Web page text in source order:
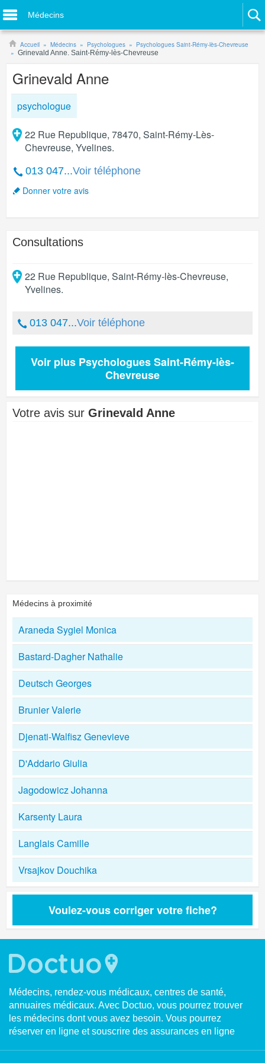
Médecins
Accueil Médecins Psychologues
Psychologues Saint-Rémy-lès-Chevreuse
Grinevald Anne. Saint-Rémy-lès-Chevreuse
Grinevald Anne
psychologue
22 Rue Republique, 78470, Saint-Rémy-Lès-
Chevreuse, Yvelines.
013 047...Voir téléphone
Donner votre avis
Consultations
22 Rue Republique, Saint-Rémy-lès-Chevreuse,
Yvelines.
013 047...Voir téléphone
Voir plus Psychologues Saint-Rémy-lès-
Chevreuse
Votre avis sur Grinevald Anne
Médecins à proximité
Araneda Sygiel Monica
Bastard-Dagher Nathalie
Deutsch Georges
Brunier Valerie
Djenati-Walfisz Genevieve
D'Addario Giulia
Jagodowicz Johanna
Karsenty Laura
Langlais Camille
Vrsajkov Douchika
Voulez-vous corriger votre fiche?
Médecins, rendez-vous médicaux, centres de santé,
annuaires médicaux. Avec Doctuo, vous pourrez trouver
les médecins dont vous avez besoin. Vous pourrez
réserver en ligne et souscrire des assurances en ligne